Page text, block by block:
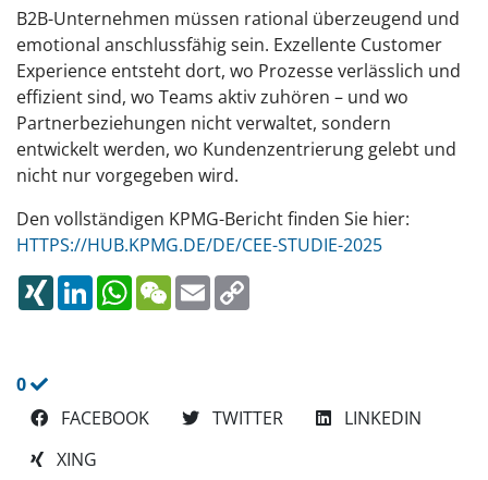
B2B-Unternehmen müssen rational überzeugend und
emotional anschlussfähig sein. Exzellente Customer
Experience entsteht dort, wo Prozesse verlässlich und
effizient sind, wo Teams aktiv zuhören – und wo
Partnerbeziehungen nicht verwaltet, sondern
entwickelt werden, wo Kundenzentrierung gelebt und
nicht nur vorgegeben wird.
Den vollständigen KPMG-Bericht finden Sie hier:
HTTPS://HUB.KPMG.DE/DE/CEE-STUDIE-2025
XINGLINKEDINWHATSAPP
WECHAT
EMAIL
0
FACEBOOK
TWITTER
LINKEDIN
XING